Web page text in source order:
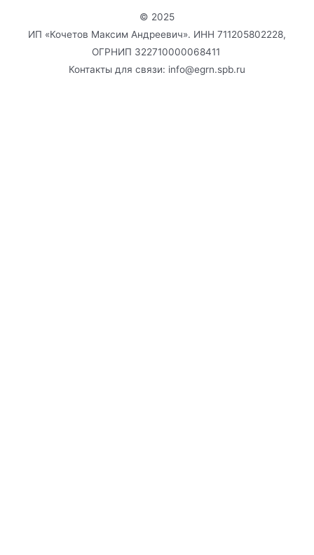
© 2025
ИП «Кочетов Максим Андреевич». ИНН 711205802228,
ОГРНИП 322710000068411
Контакты для связи: info@egrn.spb.ru